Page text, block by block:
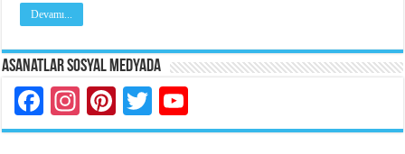
Devamı...
Asanatlar Sosyal Medyada
Facebook
Instagram
Pinterest
Twitter